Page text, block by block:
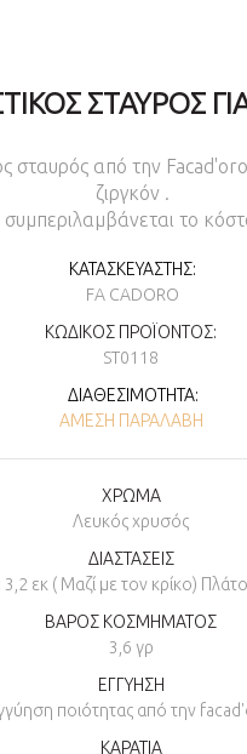
ΣΤΑΥΡΌΣ
σταυρός από την
ζιργκόν .
συμπεριλαμβάνεται το
ΚΑΤΑΣΚΕΥΑΣΤΉΣ:
FA CADORO
ΚΩΔΙΚΌΣ ΠΡΟΪΌΝΤΟΣ:
ST0118
ΔΙΑΘΕΣΙΜΌΤΗΤΑ:
ΆΜΕΣΗ ΠΑΡΑΛΑΒΉ
ΧΡΩΜΑ
Λευκός χρυσός
ΔΙΑΣΤΑΣΕΙΣ
εκ ( Μαζί με τον κρίκο)
ΒΑΡΟΣ ΚΟΣΜΗΜΑΤΟΣ
3,6 γρ
ΕΓΓΥΗΣΗ
ποιότητας από την
ΚΑΡΑΤΙΑ